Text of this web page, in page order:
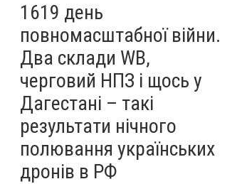
1619 день
повномасштабної війни.
Два склади WB,
черговий НПЗ і щось у
Дагестані – такі
результати нічного
полювання українських
дронів в РФ